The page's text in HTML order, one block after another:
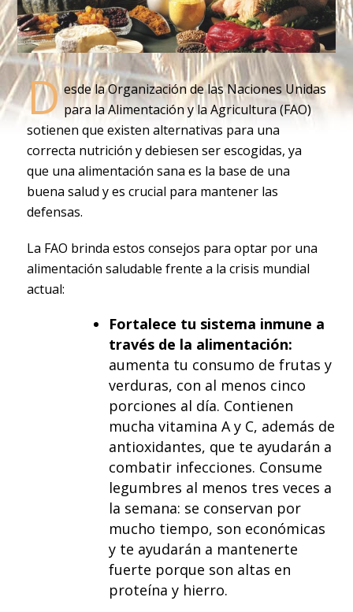
D esde la Organización de las Naciones Unidas
para la Alimentación y la Agricultura (FAO)
sotienen que existen alternativas para una
correcta nutrición y debiesen ser escogidas, ya
que una alimentación sana es la base de una
buena salud y es crucial para mantener las
defensas.
La FAO brinda estos consejos para optar por una
alimentación saludable frente a la crisis mundial
actual:
Fortalece tu sistema inmune a
través de la alimentación:
aumenta tu consumo de frutas y
verduras, con al menos cinco
porciones al día. Contienen
mucha vitamina A y C, además de
antioxidantes, que te ayudarán a
combatir infecciones. Consume
legumbres al menos tres veces a
la semana: se conservan por
mucho tiempo, son económicas
y te ayudarán a mantenerte
fuerte porque son altas en
proteína y hierro.